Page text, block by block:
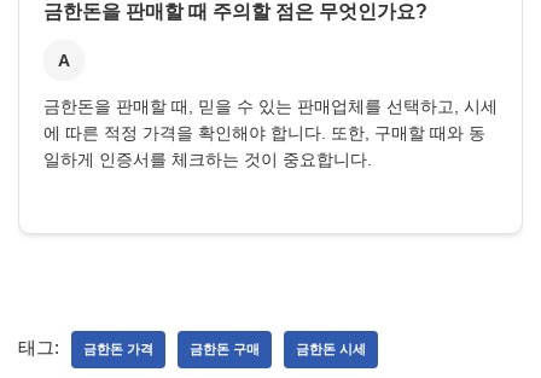
금한돈을 판매할 때 주의할 점은 무엇인가요?
A
금한돈을 판매할 때, 믿을 수 있는 판매업체를 선택하고, 시세
에 따른 적정 가격을 확인해야 합니다. 또한, 구매할 때와 동
일하게 인증서를 체크하는 것이 중요합니다.
태그: 금한돈 가격 금한돈 구매 금한돈 시세